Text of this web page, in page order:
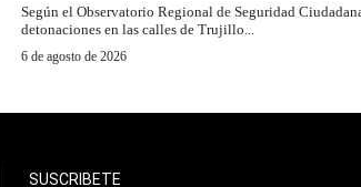
Según el Observatorio Regional de Seguridad
detonaciones en las calles de Trujillo...
6 de agosto de 2026
SUSCRIBETE